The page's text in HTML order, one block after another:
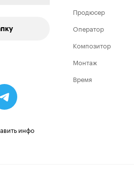
инфо
Продюсер
Оператор
Композитор
Монтаж
Время